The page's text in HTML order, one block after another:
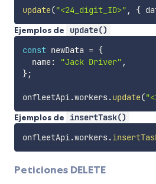
update("<24_digit_ID>" , {
Ejemplos de
update()
const newData = {
  name
: "Jack Driver" ,
};
onfleetApi.workers.update(
Ejemplos de
insertTask()
onfleetApi.workers.
Peticiones DELETE